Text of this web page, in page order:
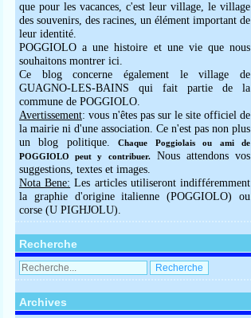
que pour les vacances, c'est leur village, le village
des souvenirs, des racines, un élément important de
leur identité.
POGGIOLO a une histoire et une vie que nous
souhaitons montrer ici.
Ce blog concerne également le village de
GUAGNO-LES-BAINS qui fait partie de la
commune de POGGIOLO.
Avertissement: vous n'êtes pas sur le site officiel de
la mairie ni d'une association. Ce n'est pas non plus
un blog politique.Chaque Poggiolais ou ami de
POGGIOLO peut y contribuer.Nous attendons vos
suggestions, textes et images.
Nota Bene: Les articles utiliseront indifféremment
la graphie d'origine italienne (POGGIOLO) ou
corse (U PIGHJOLU).
Recherche
Archives